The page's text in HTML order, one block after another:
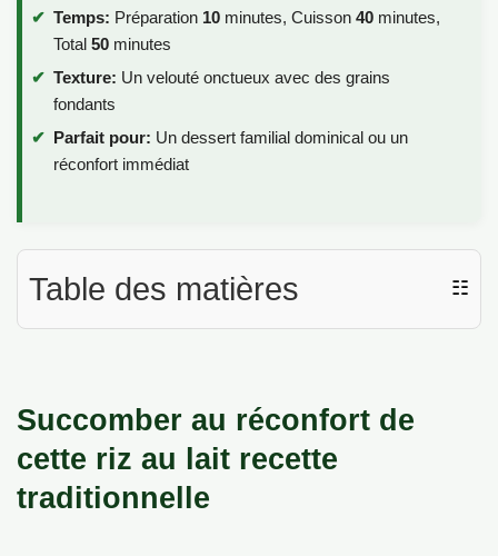
Temps: Préparation 10 minutes, Cuisson 40 minutes,
Total 50 minutes
Texture: Un velouté onctueux avec des grains
fondants
Parfait pour: Un dessert familial dominical ou un
réconfort immédiat
Table des matières ☷
Succomber au réconfort de
cette riz au lait recette
traditionnelle